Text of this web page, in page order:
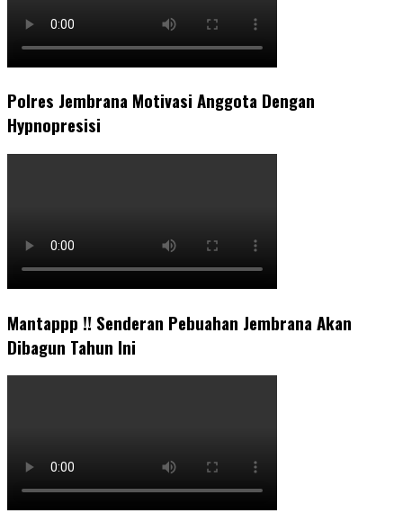
Polres Jembrana Motivasi Anggota Dengan
Hypnopresisi
Mantappp !! Senderan Pebuahan Jembrana Akan
Dibagun Tahun Ini